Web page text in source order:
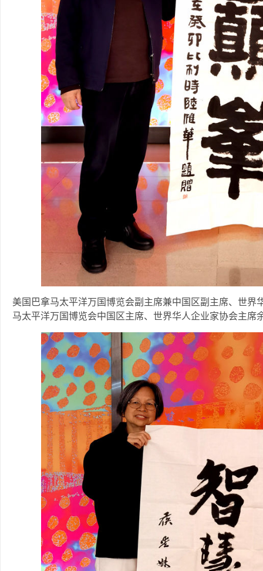
美国巴拿马太平洋万国博览会副主席兼中国区副主席、世界
马太平洋万国博览会中国区主席、世界华人企业家协会主席